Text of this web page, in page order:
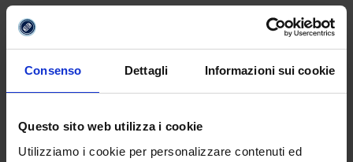
Consenso Dettagli Informazioni sui cookie
Questo sito web utilizza i cookie
Utilizziamo i cookie per personalizzare contenuti ed
“Dopo una prima fase di sensibilizzazione
ora passiamo all’azione”,
ha dichiarato
Cangini. “Le proposte di legge illustrate
quello che per molti èil più grande
problema del nostro tempo: l’abuso di